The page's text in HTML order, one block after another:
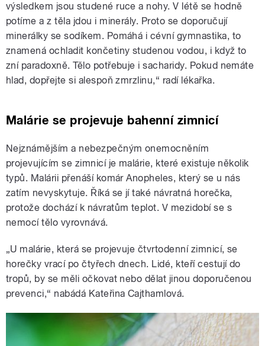
výsledkem jsou studené ruce a nohy. V létě se hodně
potíme a z těla jdou i minerály. Proto se doporučují
minerálky se sodíkem. Pomáhá i cévní gymnastika, to
znamená ochladit končetiny studenou vodou, i když to
zní paradoxně. Tělo potřebuje i sacharidy. Pokud nemáte
hlad, dopřejte si alespoň zmrzlinu,“ radí lékařka.
Malárie se projevuje bahenní zimnicí
Nejznámějším a nebezpečným onemocněním
projevujícím se zimnicí je malárie, které existuje několik
typů. Malárii přenáší komár Anopheles, který se u nás
zatím nevyskytuje. Říká se jí také návratná horečka,
protože dochází k návratům teplot. V mezidobí se s
nemocí tělo vyrovnává.
„U malárie, která se projevuje čtvrtodenní zimnicí, se
horečky vrací po čtyřech dnech. Lidé, kteří cestují do
tropů, by se měli očkovat nebo dělat jinou doporučenou
prevenci,“ nabádá Kateřina Cajthamlová.